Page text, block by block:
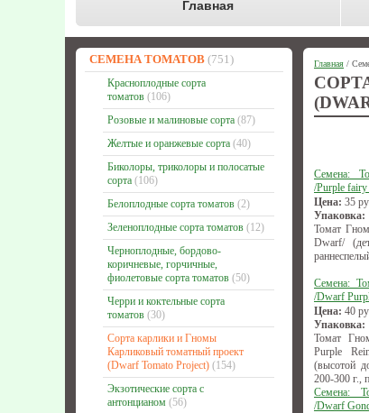
Главная
СЕМЕНА ТОМАТОВ (751)
Красноплодные сорта
томатов (106)
Розовые и малиновые сорта (87)
Желтые и оранжевые сорта (40)
Биколоры, триколоры и полосатые
сорта (106)
Белоплодные сорта томатов (2)
Зеленоплодные сорта томатов (12)
Черноплодные, бордово-
коричневые, горчичные,
фиолетовые сорта томатов (50)
Черри и коктельные сорта
томатов (30)
Сорта карлики и Гномы
Карликовый томатный проект
(Dwarf Tomato Project) (154)
Экзотические сорта с
антонцианом (56)
Главная /
Семена:
/Purple
Цена: 35
Упаковка:
Томат
Dwarf/
Семена:
/Dwarf
Цена: 40
Упаковка:
Томат
Purple
(высотой
200-300 г.,
Семена:
/Dwarf